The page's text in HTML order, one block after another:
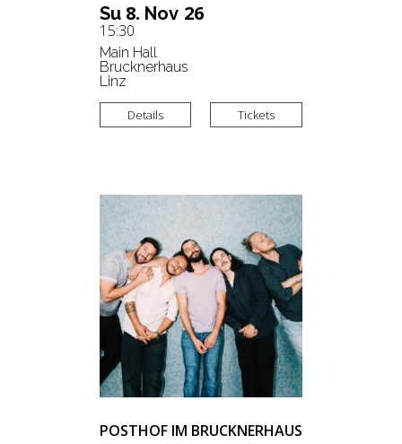
Su 8. Nov 26
15:30
Main Hall
Brucknerhaus
Linz
Details Tickets
POSTHOF IM BRUCKNERHAUS